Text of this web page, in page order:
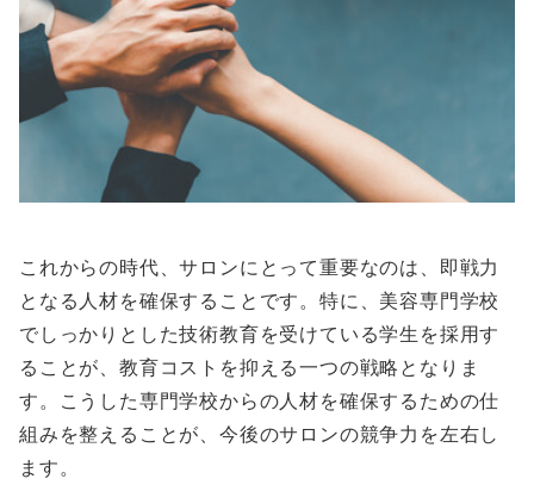
これからの時代、サロンにとって重要なのは、即戦力
となる人材を確保することです。特に、美容専門学校
でしっかりとした技術教育を受けている学生を採用す
ることが、教育コストを抑える一つの戦略となりま
す。こうした専門学校からの人材を確保するための仕
組みを整えることが、今後のサロンの競争力を左右し
ます。